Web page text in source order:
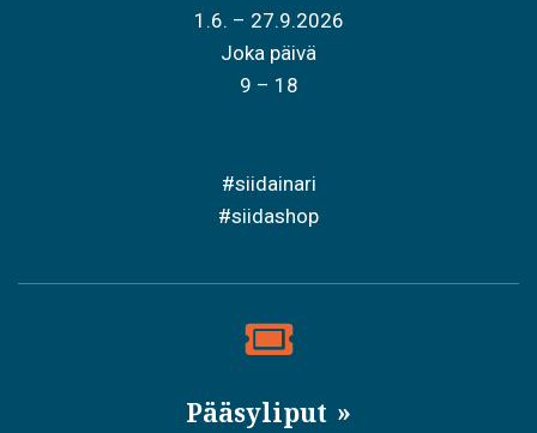
1.6. – 27.9.2026
Joka päivä
9 – 18
#siidainari
#siidashop
Pääsyliput